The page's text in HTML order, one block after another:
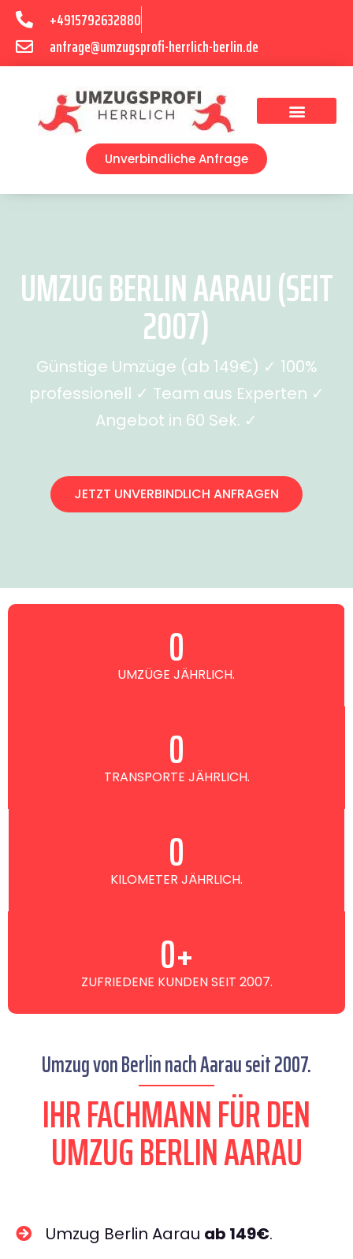
+4915792632880
anfrage@umzugsprofi-herrlich-berlin.de
Unverbindliche Anfrage
UMZUG BERLIN AARAU (SEIT
2007)
Günstige Umzüge (ab 149€) ✓ 100%
professionell ✓ Team aus Experten ✓
Angebot in 60 Sek. ✓
JETZT UNVERBINDLICH ANFRAGEN
UMZÜGE JÄHRLICH.
0
TRANSPORTE JÄHRLICH.
0
KILOMETER JÄHRLICH.
0
ZUFRIEDENE KUNDEN SEIT 2007.
0+
Umzug von Berlin nach Aarau seit 2007.
IHR FACHMANN FÜR DEN
UMZUG BERLIN AARAU
Umzug Berlin Aarau ab 149€.